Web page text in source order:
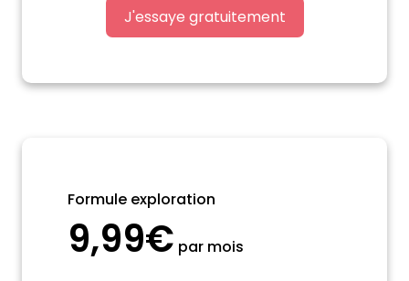
J'essaye gratuitement
Formule exploration
9,99€ par mois